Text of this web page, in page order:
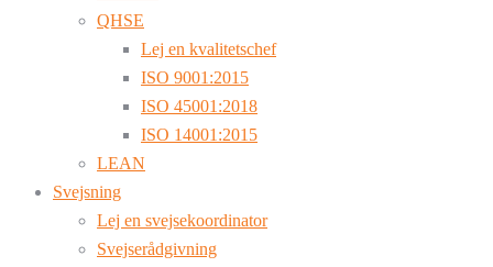
QHSE
Lej en kvalitetschef
ISO 9001:2015
ISO 45001:2018
ISO 14001:2015
LEAN
Svejsning
Lej en svejsekoordinator
Svejserådgivning